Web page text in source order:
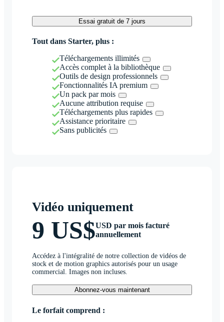
Essai gratuit de 7 jours
Tout dans Starter, plus :
Téléchargements illimités
Accès complet à la bibliothèque
Outils de design professionnels
Fonctionnalités IA premium
Un pack par mois
Aucune attribution requise
Téléchargements plus rapides
Assistance prioritaire
Sans publicités
Vidéo uniquement
9 US$USD par mois facturé
annuellement
Accédez à l'intégralité de notre collection de vidéos de
stock et de motion graphics autorisés pour un usage
commercial. Images non incluses.
Abonnez-vous maintenant
Le forfait comprend :